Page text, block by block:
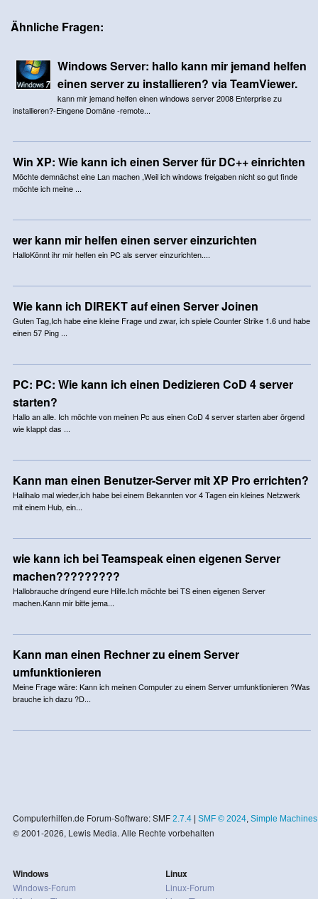
Ähnliche Fragen:
Windows Server: hallo kann mir jemand helfen
einen server zu installieren? via TeamViewer.
kann mir jemand helfen einen windows server 2008 Enterprise zu
installieren?-Eingene Domäne -remote...
Win XP: Wie kann ich einen Server für DC++ einrichten
Möchte demnächst eine Lan machen ,Weil ich windows freigaben nicht so gut finde
möchte ich meine ...
wer kann mir helfen einen server einzurichten
HalloKönnt ihr mir helfen ein PC als server einzurichten....
Wie kann ich DIREKT auf einen Server Joinen
Guten Tag,Ich habe eine kleine Frage und zwar, ich spiele Counter Strike 1.6 und habe
einen 57 Ping ...
PC: PC: Wie kann ich einen Dedizieren CoD 4 server
starten?
Hallo an alle. Ich möchte von meinen Pc aus einen CoD 4 server starten aber örgend
wie klappt das ...
Kann man einen Benutzer-Server mit XP Pro errichten?
Halihalo mal wieder,ich habe bei einem Bekannten vor 4 Tagen ein kleines Netzwerk
mit einem Hub, ein...
wie kann ich bei Teamspeak einen eigenen Server
machen?????????
Hallobrauche dríngend eure Hilfe.Ich möchte bei TS einen eigenen Server
machen.Kann mir bitte jema...
Kann man einen Rechner zu einem Server
umfunktionieren
Meine Frage wäre: Kann ich meinen Computer zu einem Server umfunktionieren ?Was
brauche ich dazu ?D...
Computerhilfen.de Forum-Software: SMF 2.7.4| SMF © 2024, Simple Machines
© 2001-2026, Lewis Media. Alle Rechte vorbehalten
Windows
Windows-Forum
Linux
Linux-Forum